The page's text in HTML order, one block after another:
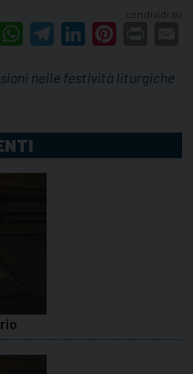
condividi su
ThreadsWhatsAppTelegramLinkedIn
nelle festività liturgiche